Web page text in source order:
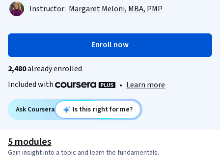
Instructor: Margaret Meloni, MBA, PMP
Enroll now
2,480already enrolled
Included with
• Learn more
Ask Coursera Is this right for me?
5 modules
Gain insight into a topic and learn the fundamentals.